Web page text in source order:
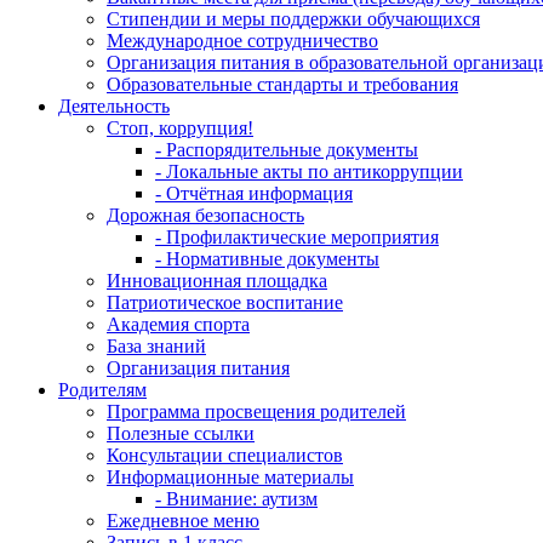
Стипендии и меры поддержки обучающихся
Международное сотрудничество
Организация питания в образовательной
Образовательные стандарты и требования
Деятельность
Стоп, коррупция!
- Распорядительные документы
- Локальные акты по антикоррупции
- Отчётная информация
Дорожная безопасность
- Профилактические мероприятия
- Нормативные документы
Инновационная площадка
Патриотическое воспитание
Академия спорта
База знаний
Организация питания
Родителям
Программа просвещения родителей
Полезные ссылки
Консультации специалистов
Информационные материалы
- Внимание: аутизм
Ежедневное меню